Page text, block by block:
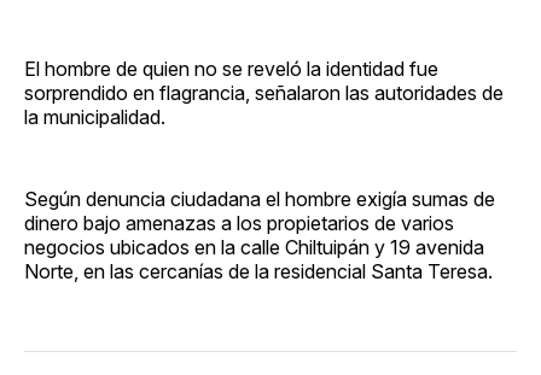
El hombre de quien no se reveló la identidad fue
sorprendido en flagrancia, señalaron las autoridades de
la municipalidad.
Según denuncia ciudadana el hombre exigía sumas de
dinero bajo amenazas a los propietarios de varios
negocios ubicados en la calle Chiltuipán y 19 avenida
Norte, en las cercanías de la residencial Santa Teresa.